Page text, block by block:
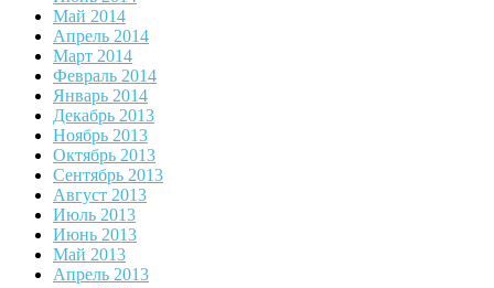
Май 2014
Апрель 2014
Март 2014
Февраль 2014
Январь 2014
Декабрь 2013
Ноябрь 2013
Октябрь 2013
Сентябрь 2013
Август 2013
Июль 2013
Июнь 2013
Май 2013
Апрель 2013